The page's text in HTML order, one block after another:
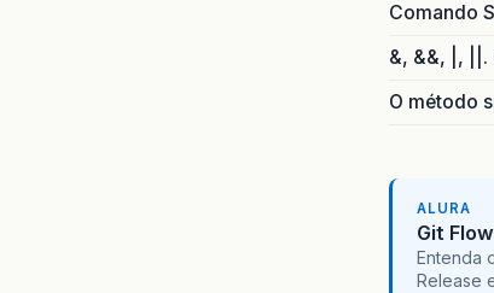
Comando
&, &&, |, ||.
O método
ALURA
Git
Entenda
Release